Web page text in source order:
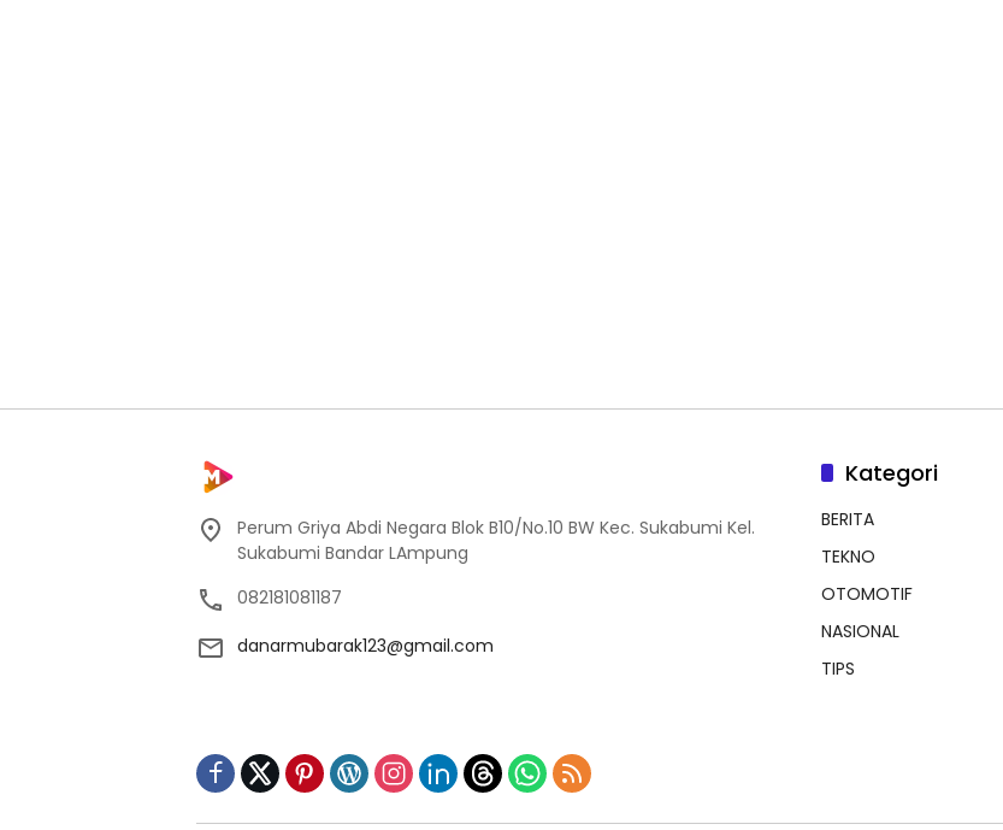
Perum Griya Abdi Negara Blok B10/No.10 BW Kec. Sukabumi Kel.
Sukabumi Bandar LAmpung
082181081187
danarmubarak123@gmail.com
Kategori
BERITA
TEKNO
OTOMOTIF
NASIONAL
TIPS